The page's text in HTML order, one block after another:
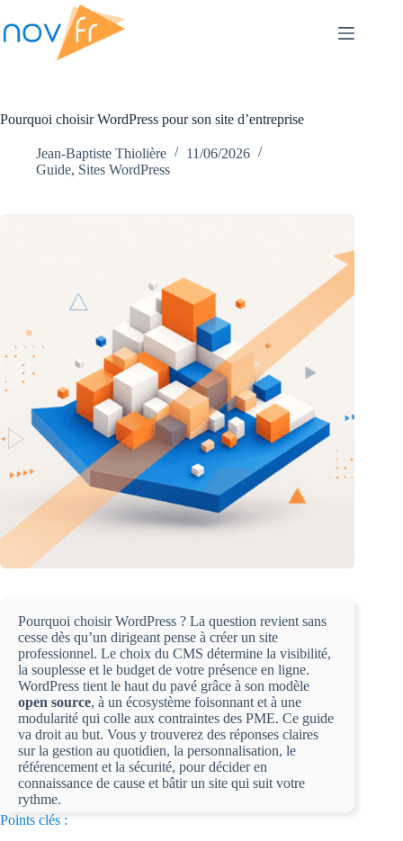
Pourquoi choisir WordPress pour son site d’entreprise
Jean-Baptiste Thiolière
11/06/2026
Guide, Sites WordPress
Pourquoi choisir WordPress ? La question revient sans
cesse dès qu’un dirigeant pense à créer un site
professionnel. Le choix du CMS détermine la visibilité,
la souplesse et le budget de votre présence en ligne.
WordPress tient le haut du pavé grâce à son modèle
open source, à un écosystème foisonnant et à une
modularité qui colle aux contraintes des PME. Ce guide
va droit au but. Vous y trouverez des réponses claires
sur la gestion au quotidien, la personnalisation, le
référencement et la sécurité, pour décider en
connaissance de cause et bâtir un site qui suit votre
rythme.
Points clés :